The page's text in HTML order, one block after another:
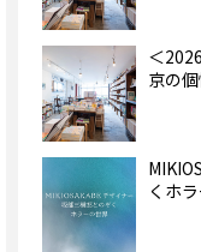
＜
京の
くホ